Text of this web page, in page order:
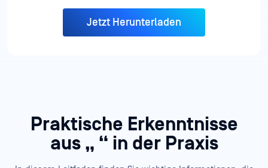
Praktische Erkenntnisse
aus „ “ in der Praxis